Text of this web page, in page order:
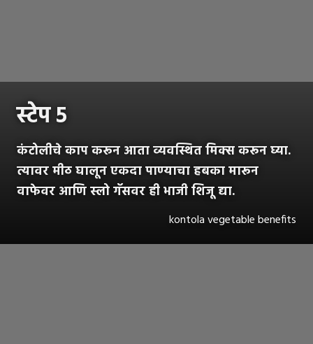
स्टेप ५
कंटोलीचे काप करून आता व्यवस्थित मिक्स करून घ्या.
त्यावर मीठ घालून एकदा पाण्याचा हबका मारून
वाफेवर आणि स्लो गॅसवर ही भाजी शिजू द्या.
kontola vegetable benefits